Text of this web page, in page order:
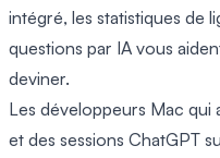
intégré, les statistiques de
questions par IA vous
deviner.
Les développeurs Mac
et des sessions ChatGPT